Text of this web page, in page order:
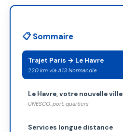
📋 Sommaire
Trajet Paris → Le Havre
220 km via A13 Normandie
Le Havre, votre nouvelle ville
UNESCO, port, quartiers
Services longue distance